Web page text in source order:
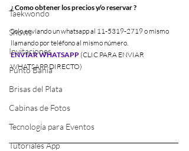
Taekwondo
Shows
Invitaciones
Punto Bahía
Brisas del Plata
Cabinas de Fotos
Tecnología para Eventos
Tutoriales App
¿ Como obtener los precios y/o reservar ?
Solo enviando un whatsapp al 11-5319-2719 o mismo
llamando por teléfono al mismo número.
ENVIAR WHATSAPP (CLIC PARA ENVIAR
WHATSAPP DIRECTO)